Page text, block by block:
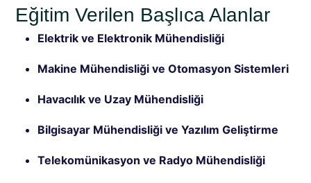
Eğitim Verilen Başlıca Alanlar
Elektrik ve Elektronik Mühendisliği
Makine Mühendisliği ve Otomasyon Sistemleri
Havacılık ve Uzay Mühendisliği
Bilgisayar Mühendisliği ve Yazılım Geliştirme
Telekomünikasyon ve Radyo Mühendisliği